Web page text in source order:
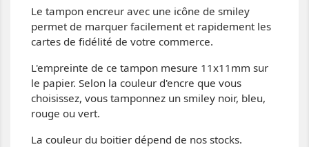
Le tampon encreur avec une icône de smiley
permet de marquer facilement et rapidement les
cartes de fidélité de votre commerce.
L'empreinte de ce tampon mesure 11x11mm sur
le papier. Selon la couleur d'encre que vous
choisissez, vous tamponnez un smiley noir, bleu,
rouge ou vert.
La couleur du boitier dépend de nos stocks.